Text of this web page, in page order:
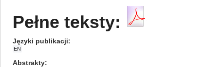
Pełne teksty:
Języki publikacji
EN
Abstrakty